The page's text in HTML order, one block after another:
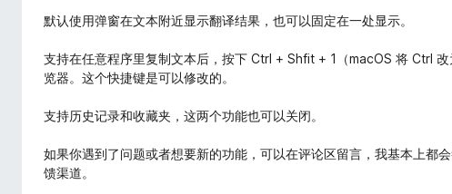
默认使用弹窗在文本附近显示翻译结果，也可以固定在一处显示。
支持在任意程序里复制文本后，按下 Ctrl + Shfit + 1（macOS 将 Ctrl
览器。这个快捷键是可以修改的。
支持历史记录和收藏夹，这两个功能也可以关闭。
如果你遇到了问题或者想要新的功能，可以在评论区留言，我基本上都
馈渠道。